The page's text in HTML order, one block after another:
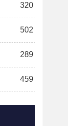
320
502
289
459